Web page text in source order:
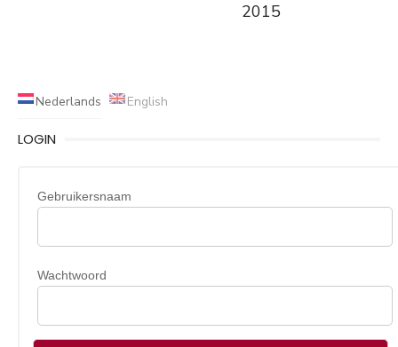
2015
Nederlands English
LOGIN
Gebruikersnaam
Wachtwoord